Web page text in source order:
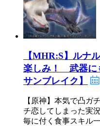
【MHR:S】ルナ
楽しみ！ 武器に
サンブレイク】
【原神】本気で凸ガ
チ恋してしまった実
毎に付く食事スキル